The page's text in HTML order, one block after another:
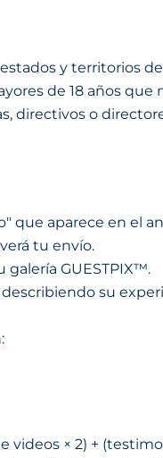
y territorios
de 18 años
o
que aparece en el
tu envío.
galería GUESTPIX™.
su
videos × 2) +